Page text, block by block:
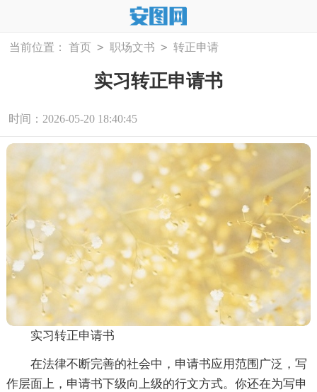
当前位置： 首页 > 职场文书 > 转正申请
实习转正申请书
时间：2026-05-20 18:40:45
实习转正申请书
在法律不断完善的社会中，申请书应用范围广泛，写
作层面上，申请书下级向上级的行文方式。你还在为写申